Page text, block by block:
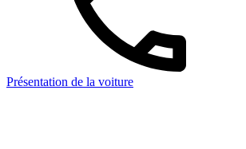
Présentation de la voiture